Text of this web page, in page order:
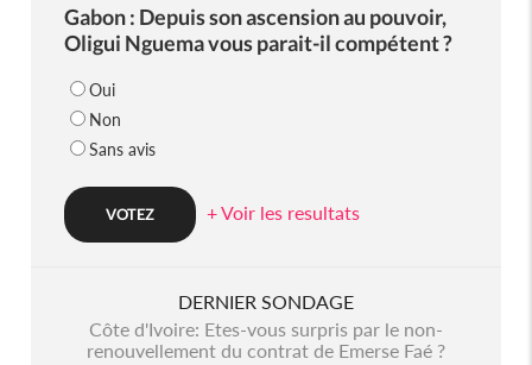
Gabon : Depuis son ascension au pouvoir,
Oligui Nguema vous parait-il compétent ?
Oui
Non
Sans avis
+ Voir les resultats
DERNIER SONDAGE
Côte d'Ivoire: Etes-vous surpris par le non-
renouvellement du contrat de Emerse Faé ?